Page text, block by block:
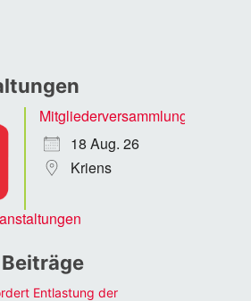
Mitgliederversammlung
18 Aug. 26
Kriens
Entlastung der